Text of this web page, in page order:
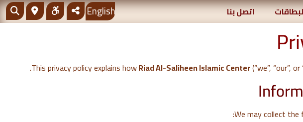
اتصل بنا English
This privacy policy explains howRiad Al-Saliheen Islamic Center(“we”, “our”,
We may collect